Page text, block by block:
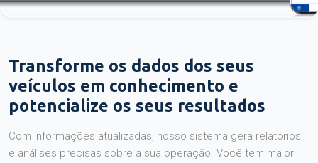
Transforme os dados dos seus
veículos em conhecimento e
potencialize os seus resultados
Com informações atualizadas, nosso sistema gera relatórios
e análises precisas sobre a sua operação. Você tem maior